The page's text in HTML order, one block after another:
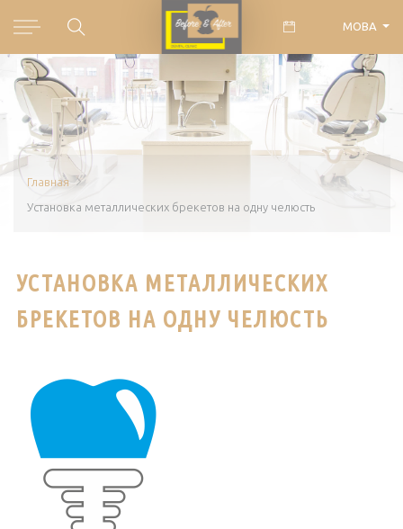
МОВА
Главная
Установка металлических брекетов на одну челюсть
УСТАНОВКА МЕТАЛЛИЧЕСКИХ
БРЕКЕТОВ НА ОДНУ ЧЕЛЮСТЬ